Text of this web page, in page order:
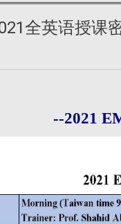
全英语授课
--2021